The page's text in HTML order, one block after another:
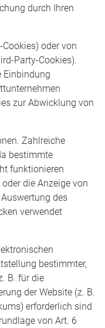
durch Ihren
oder von
Party-Cookies).
Einbindung
zur Abwicklung von
Zahlreiche
bestimmte
funktionieren
die Anzeige von
des
verwendet
bestimmter,
B. für die
der Website (z. B.
erforderlich sind
von Art. 6